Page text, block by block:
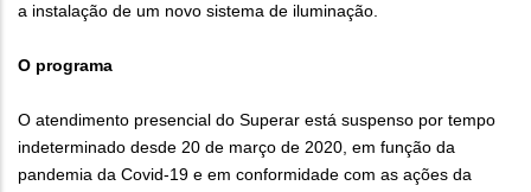
a instalação de um novo sistema de iluminação.
O programa
O atendimento presencial do Superar está suspenso por tempo
indeterminado desde 20 de março de 2020, em função da
pandemia da Covid-19 e em conformidade com as ações da